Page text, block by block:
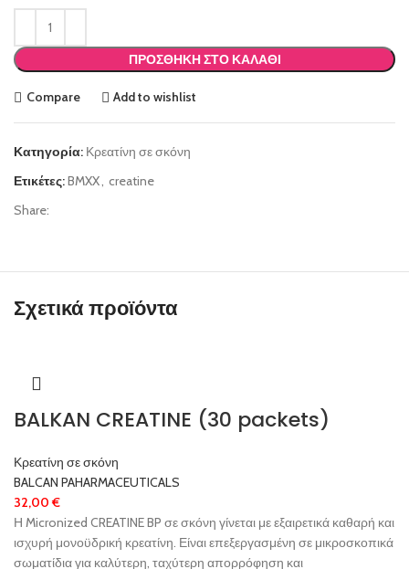
ΠΡΟΣΘΉΚΗ ΣΤΟ ΚΑΛΆΘΙ
Compare Add to wishlist
Κατηγορία: Κρεατίνη σε σκόνη
Ετικέτες:BMXX creatine
Share:
Σχετικά προϊόντα
BALKAN CREATINE (30 packets)
Κρεατίνη σε σκόνη
BALCAN PAHARMACEUTICALS
32,00€
Η Micronized CREATINE BP σε σκόνη γίνεται με εξαιρετικά καθαρή και
ισχυρή μονοϋδρική κρεατίνη. Είναι επεξεργασμένη σε μικροσκοπικά
σωματίδια για καλύτερη, ταχύτερη απορρόφηση και